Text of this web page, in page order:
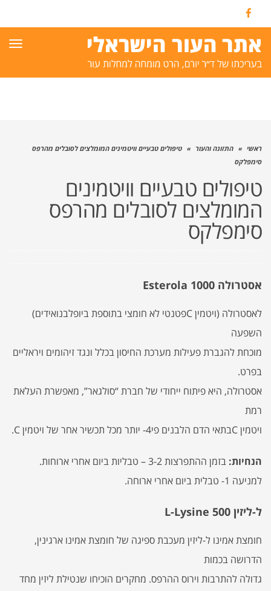
Facebook
ראשי » התזונה והעור » טיפולים טבעיים וויטמינים המומלצים לסובלים מהרפס
סימפלקס
טיפולים טבעיים וויטמינים
המומלצים לסובלים מהרפס
סימפלקס
אסטרולה Esterola 1000
לאסטרולה (ויטמין Cפטנטי לא חומצי בתוספת ביופלבנואידים)
השפעה
מוכחת להגברת פעילות מערכת החיסון בכלל ונגד זיהומים ויראליים
בפרט.
אסטרולה, היא פיתוח ייחודי של חברת “סולגאר”, מאפשרת העלאת
רמת
ויטמין Cבתאי הדם הלבנים פי4- יותר מכל תכשיר אחר של ויטמין C.
הנחיות: בזמן ההתפרצות 3-2 – טבליות ביום אחרי ארוחות.
למניעה 1- טבלית ביום אחרי ארוחה.
ל-ליזין L-Lysine 500
חומצת אמינו ל-ליזין מעכבת ספיגה של חומצת אמינו ארגינין,
הדרושה בכמות
גדולה להתרבות וירוס ההרפס. מחקרים הוכיחו שנטילת ליזין מחד